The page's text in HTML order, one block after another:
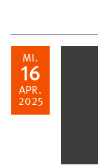
MI.
16
APR.
2025